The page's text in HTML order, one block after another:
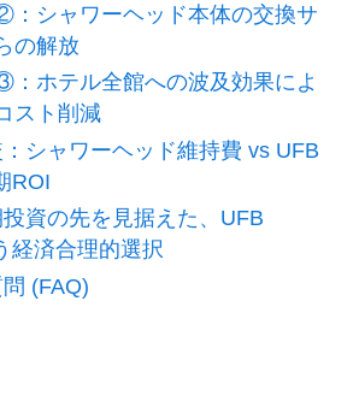
：シャワーヘッド本体の交換サ
の解放
：ホテル全館への波及効果によ
スト削減
シャワーヘッド維持費 vs UFB
ROI
資の先を見据えた、UFB
経済合理的選択
(FAQ)